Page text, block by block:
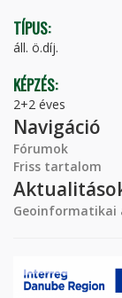
TÍPUS:
áll. ö.díj.
KÉPZÉS:
2+2 éves
Navigáció
Fórumok
Friss tartalom
Geoinformatikai